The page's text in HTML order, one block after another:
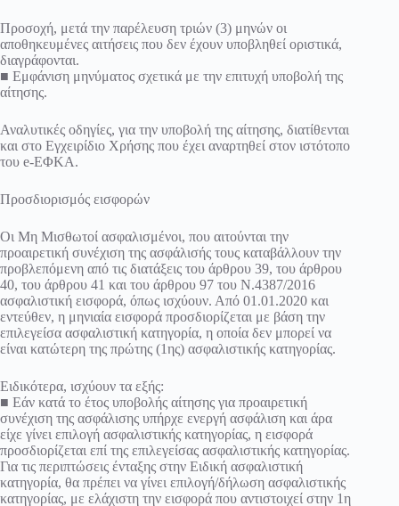
Προσοχή, μετά την παρέλευση τριών (3) μηνών οι
αποθηκευμένες αιτήσεις που δεν έχουν υποβληθεί οριστικά,
διαγράφονται.
■ Εμφάνιση μηνύματος σχετικά με την επιτυχή υποβολή της
αίτησης.
Αναλυτικές οδηγίες, για την υποβολή της αίτησης, διατίθενται
και στο Εγχειρίδιο Χρήσης που έχει αναρτηθεί στον ιστότοπο
του e-ΕΦΚΑ.
Προσδιορισμός εισφορών
Οι Μη Μισθωτοί ασφαλισμένοι, που αιτούνται την
προαιρετική συνέχιση της ασφάλισής τους καταβάλλουν την
προβλεπόμενη από τις διατάξεις του άρθρου 39, του άρθρου
40, του άρθρου 41 και του άρθρου 97 του Ν.4387/2016
ασφαλιστική εισφορά, όπως ισχύουν. Από 01.01.2020 και
εντεύθεν, η μηνιαία εισφορά προσδιορίζεται με βάση την
επιλεγείσα ασφαλιστική κατηγορία, η οποία δεν μπορεί να
είναι κατώτερη της πρώτης (1ης) ασφαλιστικής κατηγορίας.
Ειδικότερα, ισχύουν τα εξής:
■ Εάν κατά το έτος υποβολής αίτησης για προαιρετική
συνέχιση της ασφάλισης υπήρχε ενεργή ασφάλιση και άρα
είχε γίνει επιλογή ασφαλιστικής κατηγορίας, η εισφορά
προσδιορίζεται επί της επιλεγείσας ασφαλιστικής κατηγορίας.
Για τις περιπτώσεις ένταξης στην Ειδική ασφαλιστική
κατηγορία, θα πρέπει να γίνει επιλογή/δήλωση ασφαλιστικής
κατηγορίας, με ελάχιστη την εισφορά που αντιστοιχεί στην 1η